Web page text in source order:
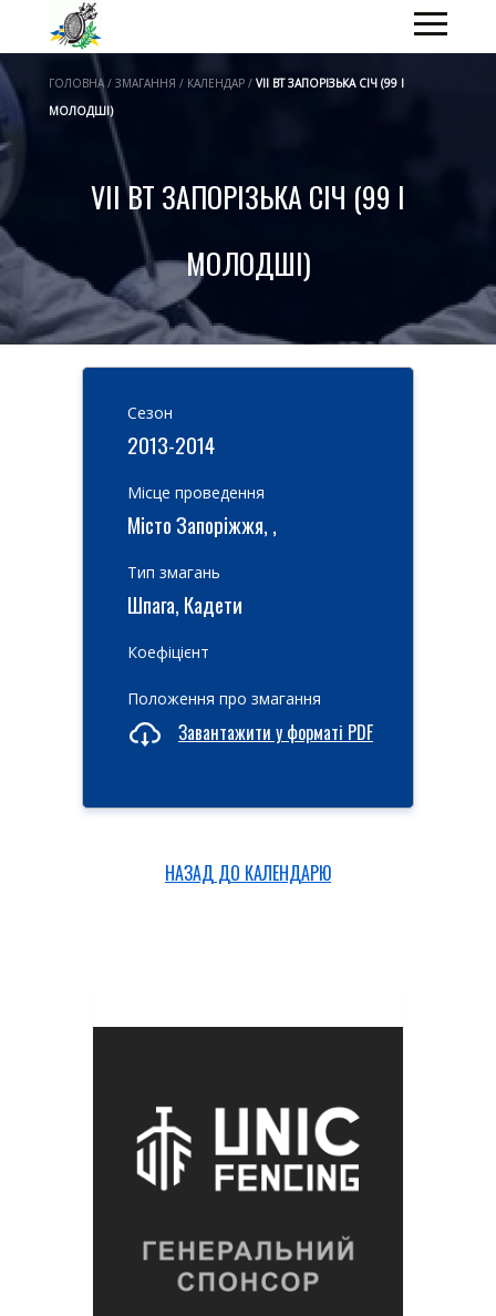
ГОЛОВНА / ЗМАГАННЯ / КАЛЕНДАР / VII ВТ ЗАПОРІЗЬКА СІЧ (99 І
МОЛОДШІ)
VII ВТ ЗАПОРІЗЬКА СІЧ (99 І
МОЛОДШІ)
Cезон
2013-2014
Місце проведення
Місто Запоріжжя, ,
Тип змагань
Шпага, Кадети
Коефіцієнт
Положення про змагання
Завантажити у форматі PDF
НАЗАД ДО КАЛЕНДАРЮ